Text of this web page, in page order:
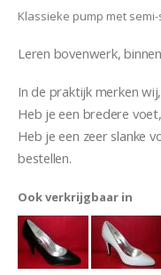
Klassieke pump met
Leren bovenwerk,
In de praktijk merken
Heb je een bredere
Heb je een zeer slanke
bestellen.
Ook verkrijgbaar in